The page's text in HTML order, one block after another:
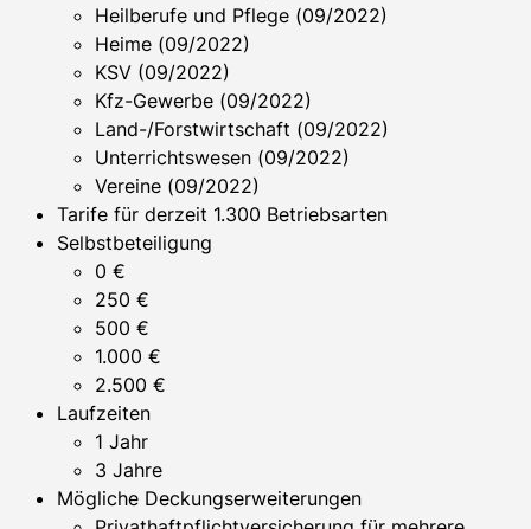
Heilberufe und Pflege (09/2022)
Heime (09/2022)
KSV (09/2022)
Kfz-Gewerbe (09/2022)
Land-/Forstwirtschaft (09/2022)
Unterrichtswesen (09/2022)
Vereine (09/2022)
Tarife für derzeit 1.300 Betriebsarten
Selbstbeteiligung
0 €
250 €
500 €
1.000 €
2.500 €
Laufzeiten
1 Jahr
3 Jahre
Mögliche Deckungserweiterungen